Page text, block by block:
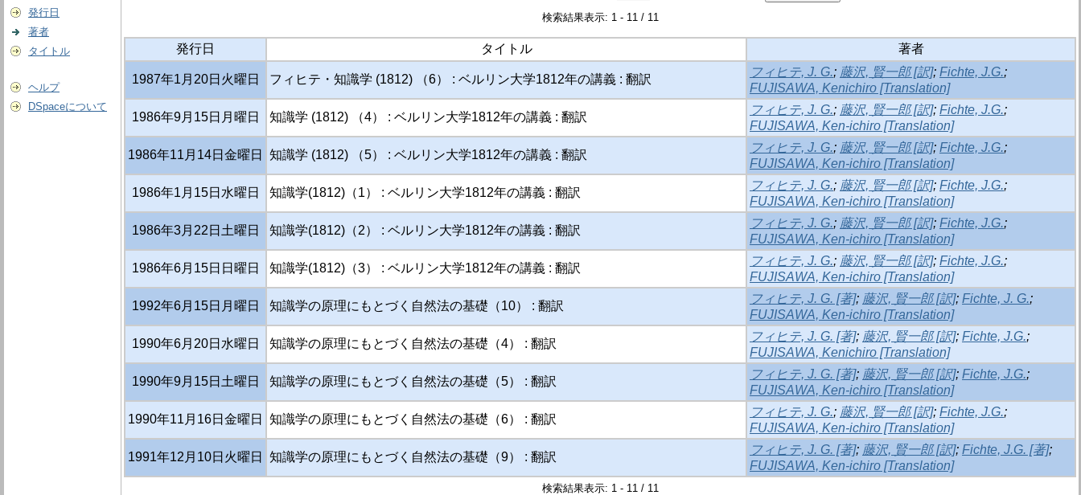
発行日
著者
タイトル
ヘルプ
DSpaceについて
検索結果表示: 1 - 11 / 11
発行日 タイトル 著者
1987年1月20日火曜日 フィヒテ・知識学 (1812) （6） : ベルリン大学1812年の講義 : 翻訳
フィヒテ, J. G.; 藤沢, 賢一郎 [訳]; Fichte, J.G.;
FUJISAWA, Kenichiro [Translation]
1986年9月15日月曜日 知識学 (1812) （4） : ベルリン大学1812年の講義 : 翻訳
フィヒテ, J. G.; 藤沢, 賢一郎 [訳]; Fichte, J.G.;
FUJISAWA, Ken-ichiro [Translation]
1986年11月14日金曜日 知識学 (1812) （5） : ベルリン大学1812年の講義 : 翻訳
フィヒテ, J. G.; 藤沢, 賢一郎 [訳]; Fichte, J.G.;
FUJISAWA, Ken-ichiro [Translation]
1986年1月15日水曜日 知識学(1812)（1） : ベルリン大学1812年の講義 : 翻訳
フィヒテ, J. G.; 藤沢, 賢一郎 [訳]; Fichte, J.G.;
FUJISAWA, Ken-ichiro [Translation]
1986年3月22日土曜日 知識学(1812)（2） : ベルリン大学1812年の講義 : 翻訳
フィヒテ, J. G.; 藤沢, 賢一郎 [訳]; Fichte, J.G.;
FUJISAWA, Ken-ichiro [Translation]
1986年6月15日日曜日 知識学(1812)（3） : ベルリン大学1812年の講義 : 翻訳
フィヒテ, J. G.; 藤沢, 賢一郎 [訳]; Fichte, J.G.;
FUJISAWA, Ken-ichiro [Translation]
1992年6月15日月曜日 知識学の原理にもとづく自然法の基礎（10） : 翻訳
フィヒテ, J. G. [著]; 藤沢, 賢一郎 [訳]; Fichte, J. G.;
FUJISAWA, Ken-ichiro [Translation]
1990年6月20日水曜日 知識学の原理にもとづく自然法の基礎（4） : 翻訳
フィヒテ, J. G. [著]; 藤沢, 賢一郎 [訳]; Fichte, J.G.;
FUJISAWA, Kenichiro [Translation]
1990年9月15日土曜日 知識学の原理にもとづく自然法の基礎（5） : 翻訳
フィヒテ, J. G. [著]; 藤沢, 賢一郎 [訳]; Fichte, J.G.;
FUJISAWA, Ken-ichiro [Translation]
1990年11月16日金曜日 知識学の原理にもとづく自然法の基礎（6） : 翻訳
フィヒテ, J. G.; 藤沢, 賢一郎 [訳]; Fichte, J.G.;
FUJISAWA, Ken-ichiro [Translation]
1991年12月10日火曜日 知識学の原理にもとづく自然法の基礎（9） : 翻訳
フィヒテ, J. G. [著]; 藤沢, 賢一郎 [訳]; Fichte, J.G. [著];
FUJISAWA, Ken-ichiro [Translation]
検索結果表示: 1 - 11 / 11